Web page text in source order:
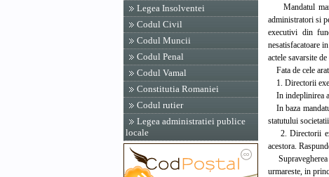
Legea Insolventei
Codul Civil
Codul Muncii
Codul Penal
Codul Vamal
Constitutia Romaniei
Codul rutier
Legea administratiei publice
locale
Mandatul
administratori si
executivi din
nesatisfacatoare
actele savarsite
Fata de cele
1. Directorii
In indeplinirea
In baza
statutului
2. Directorii
acestora.
Supravegherea
urmareste, in